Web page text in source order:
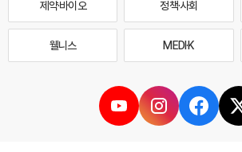
제약·바이오 정책·사회
웰니스 MEDI·K